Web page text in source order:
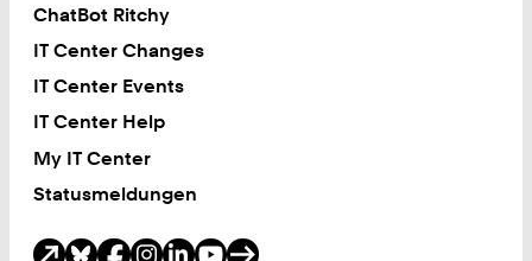
ChatBot Ritchy
IT Center Changes
IT Center Events
IT Center Help
My IT Center
Statusmeldungen
Soziale Medien